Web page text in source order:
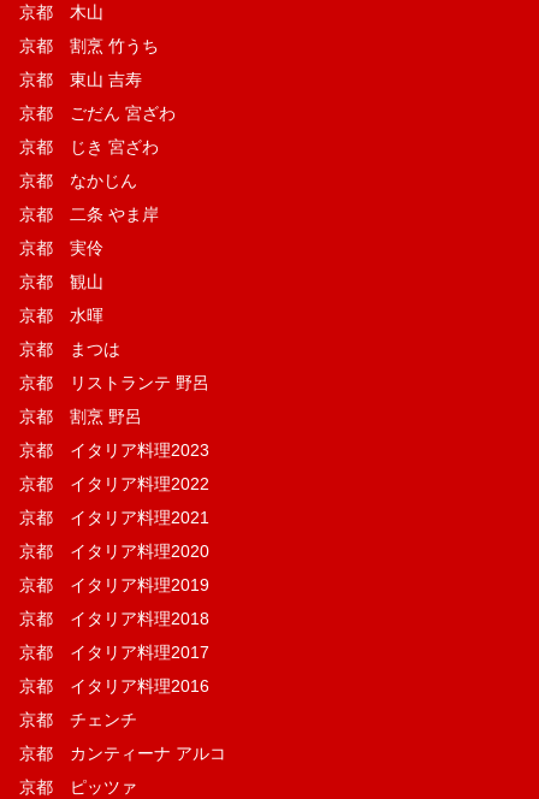
京都 木山
京都 割烹 竹うち
京都 東山 吉寿
京都 ごだん 宮ざわ
京都 じき 宮ざわ
京都 なかじん
京都 二条 やま岸
京都 実伶
京都 観山
京都 水暉
京都 まつは
京都 リストランテ 野呂
京都 割烹 野呂
京都 イタリア料理2023
京都 イタリア料理2022
京都 イタリア料理2021
京都 イタリア料理2020
京都 イタリア料理2019
京都 イタリア料理2018
京都 イタリア料理2017
京都 イタリア料理2016
京都 チェンチ
京都 カンティーナ アルコ
京都 ピッツァ